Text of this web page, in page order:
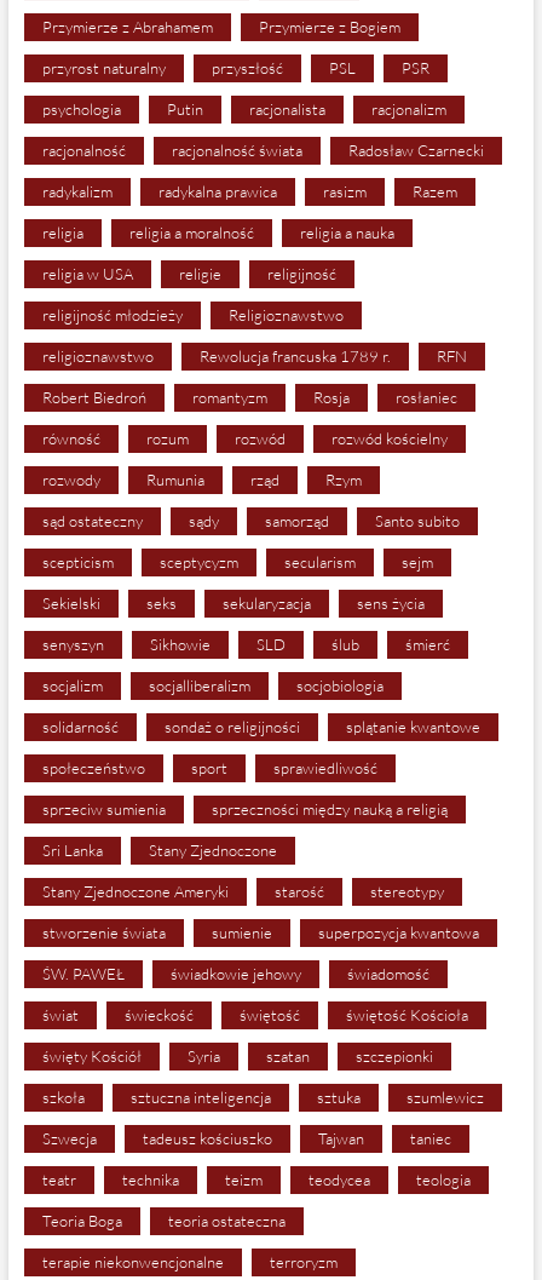
Przymierze z Abrahamem Przymierze z Bogiem
przyrost naturalny przyszłość PSL PSR
psychologia Putin racjonalista racjonalizm
racjonalność racjonalność świata Radosław Czarnecki
radykalizm radykalna prawica rasizm Razem
religia religia a moralność religia a nauka
religia w USA religie religijność
religijność młodzieży Religioznawstwo
religioznawstwo Rewolucja francuska 1789 r. RFN
Robert Biedroń romantyzm Rosja rosłaniec
równość rozum rozwód rozwód kościelny
rozwody Rumunia rząd Rzym
sąd ostateczny sądy samorząd Santo subito
scepticism sceptycyzm secularism sejm
Sekielski seks sekularyzacja sens życia
senyszyn Sikhowie SLD ślub śmierć
socjalizm socjalliberalizm socjobiologia
solidarność sondaż o religijności splątanie kwantowe
społeczeństwo sport sprawiedliwość
sprzeciw sumienia sprzeczności między nauką a religią
Sri Lanka Stany Zjednoczone
Stany Zjednoczone Ameryki starość stereotypy
stworzenie świata sumienie superpozycja kwantowa
ŚW. PAWEŁ świadkowie jehowy świadomość
świat świeckość świętość świętość Kościoła
święty Kościół Syria szatan szczepionki
szkoła sztuczna inteligencja sztuka szumlewicz
Szwecja tadeusz kościuszko Tajwan taniec
teatr technika teizm teodycea teologia
Teoria Boga teoria ostateczna
terapie niekonwencjonalne terroryzm